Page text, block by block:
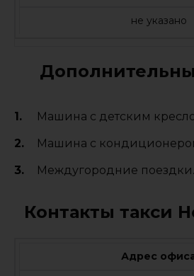
не указано
Машина с детским
Машина с
Междугородние поездки.
Контакты такси
Адрес